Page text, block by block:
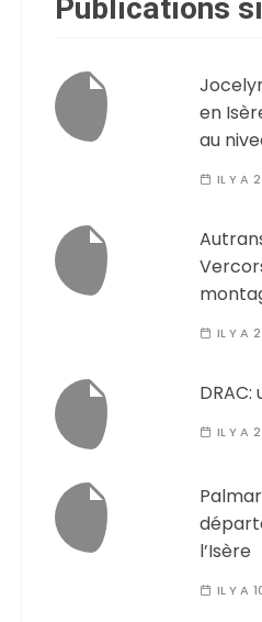
Publications
en
au
IL Y A
IL Y A
IL Y A
l’Isère
IL Y A